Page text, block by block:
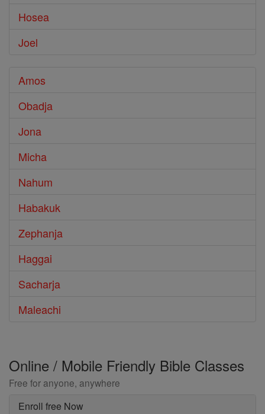
Hosea
Joel
Amos
Obadja
Jona
Micha
Nahum
Habakuk
Zephanja
Haggai
Sacharja
Maleachi
Online / Mobile Friendly Bible Classes
Free for anyone, anywhere
Enroll free Now